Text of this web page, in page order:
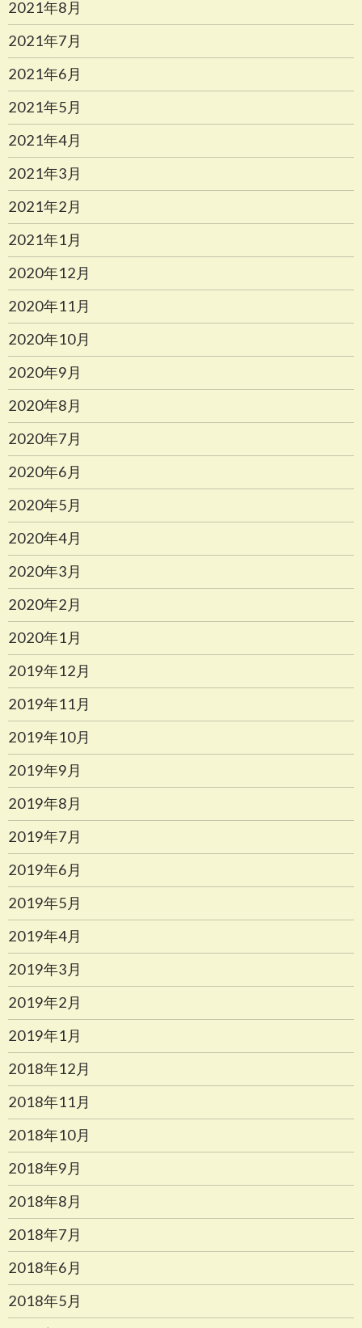
2021年8月
2021年7月
2021年6月
2021年5月
2021年4月
2021年3月
2021年2月
2021年1月
2020年12月
2020年11月
2020年10月
2020年9月
2020年8月
2020年7月
2020年6月
2020年5月
2020年4月
2020年3月
2020年2月
2020年1月
2019年12月
2019年11月
2019年10月
2019年9月
2019年8月
2019年7月
2019年6月
2019年5月
2019年4月
2019年3月
2019年2月
2019年1月
2018年12月
2018年11月
2018年10月
2018年9月
2018年8月
2018年7月
2018年6月
2018年5月